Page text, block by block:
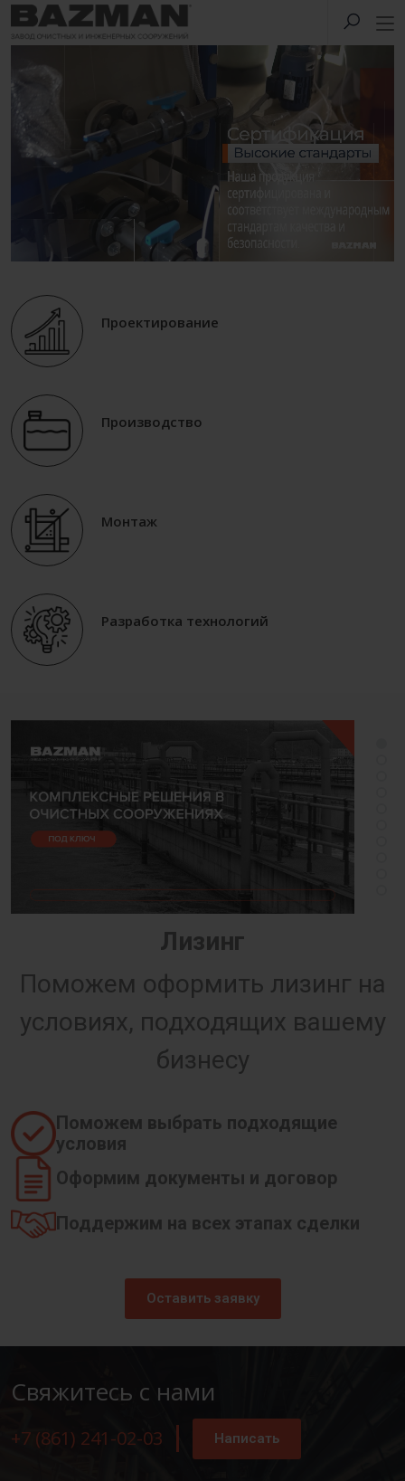
Проектирование
Производство
Монтаж
Разработка технологий
Лизинг
Поможем оформить лизинг на
условиях, подходящих вашему
бизнесу
Поможем выбрать подходящие
условия
Оформим документы и договор
Поддержим на всех этапах сделки
Оставить заявку
Свяжитесь с нами
+7 (861) 241-02-03 Написать